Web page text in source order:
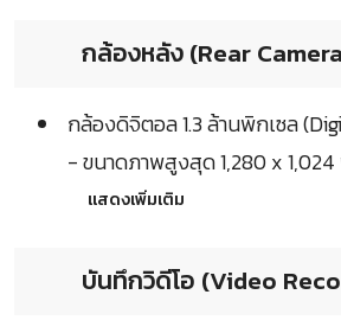
กล้องหลัง (Rear
กล้องดิจิตอล 1.3 ล้านพิกเซล
- ขนาดภาพสูงสุด 1,280 x
แสดงเพิ่มเติม
บันทึกวิดีโอ (Video